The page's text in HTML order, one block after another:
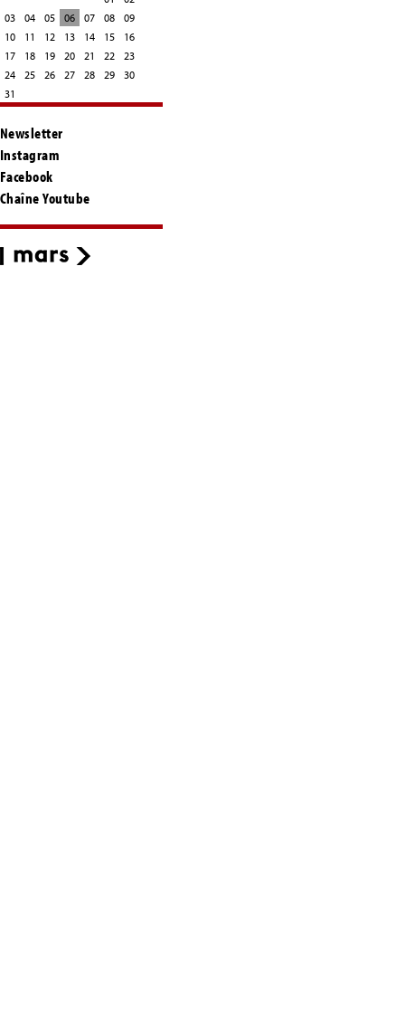
03
04 05 06 07 08
09
10
11 12 13 14 15
16
17
18 19 20 21 22
23
24
25 26 27 28 29
30
31
Newsletter
Instagram
Facebook
Chaîne Youtube